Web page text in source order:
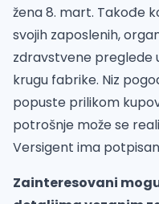
žena 8. mart. Takođe
svojih zaposlenih,
zdravstvene preglede
krugu fabrike. Niz
popuste prilikom
potrošnje može se
Versigent ima
Zainteresovani